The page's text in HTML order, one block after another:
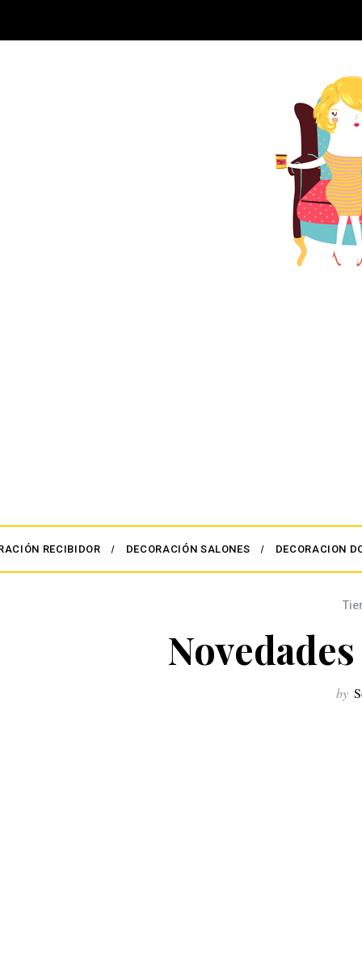
RECIBIDOR DECORACIÓN SALONES DECORACION
by